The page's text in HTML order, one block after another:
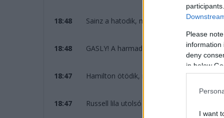
Please
information
deny
in below
I want
18:48 Sainz a hatodik, megelőzi a Ferrarikat és
18:48 GASLY! A harmadk helyre jön az Alpine-
18:47 Hamilton ötödik, megelőzi Leclerc-t.
18:47 Russell lila utolsó szektor, fél tizeddel